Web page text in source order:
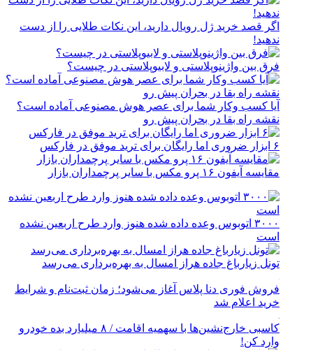
اگر قصد خرید ژل رویال دارید، این نکات طلایی را از دست
ندهید!
فرق بین واژینوپلاستی و لابیوپلاستی در چیست؟
آیا کسب وکار شما برای عصر هوش مصنوعی آماده است؟
نقشه راه بقا در بحران پیش رو
۶ ابزار ضروری اما رایگان برای ترید موفق در فارکس
مقایسه آیفون ۱۶ پرو مکس با سایر پرچمداران بازار
۳۰۰۰ اتوبوس وعده داده شده هنوز وارد طرح اربعین نشده
است
تونل زیارباغ جاده هراز امسال به بهره‌برداری می‌رسد
فروش فوری دنا پلاس آغاز می‌شود؛ زمان ثبت‌نام و شرایط
خرید اعلام شد
کاسبی خارج‌نشین‌ها با سهمیه اقامت / ۸ میلیارد بده خودرو
وارد کن!